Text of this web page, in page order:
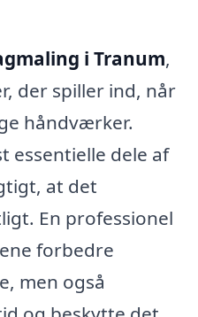
i Tranum,
der spiller ind, når
håndværker.
essentielle dele af
at det
En professionel
forbedre
men også